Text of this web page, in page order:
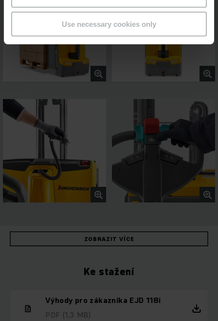
Use necessary cookies only
ZOBRAZIT VÍCE
Ke stažení
Výhody pro zákazníka EJD 118i
PDF (1,3 MB)